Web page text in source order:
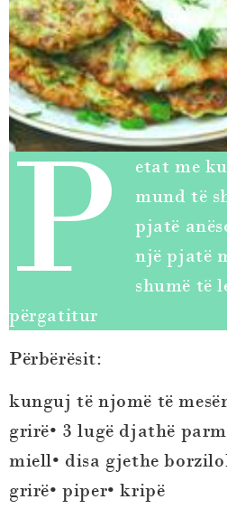
P
etat me
mund të
pjatë
një pjatë
shumë të
përgatitur
Përbërësit:
kunguj të njomë të
grirë• 3 lugë djathë
miell• disa gjethe
grirë• piper• kripë